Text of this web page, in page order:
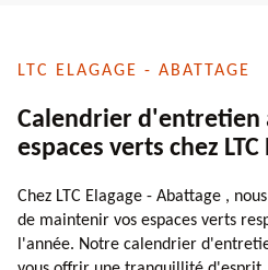
LTC ELAGAGE - ABATTAGE
Calendrier d'entretien
espaces verts chez
Chez LTC Elagage - Abattage ,
de maintenir vos espaces verts
l'année. Notre calendrier